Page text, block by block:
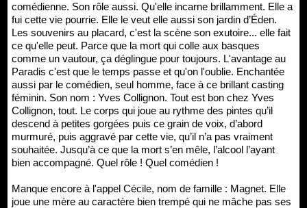
comédienne. Son rôle aussi. Qu'elle incarne brillamment. Elle a
fui cette vie pourrie. Elle le veut elle aussi son jardin d’Éden.
Les souvenirs au placard, c'est la scène son exutoire... elle fait
ce qu'elle peut. Parce que la mort qui colle aux basques
comme un vautour, ça déglingue pour toujours. L'avantage au
Paradis c'est que le temps passe et qu'on l'oublie. Enchantée
aussi par le comédien, seul homme, face à ce brillant casting
féminin. Son nom : Yves Collignon. Tout est bon chez Yves
Collignon, tout. Le corps qui joue au rythme des pintes qu’il
descend à petites gorgées puis ce grain de voix, d’abord
murmuré, puis aggravé par cette vie, qu’il n’a pas vraiment
souhaitée. Jusqu’à ce que la mort s’en mêle, l’alcool l’ayant
bien accompagné. Quel rôle ! Quel comédien !
Manque encore à l'appel Cécile, nom de famille : Magnet. Elle
joue une mère au caractère bien trempé qui ne mâche pas ses